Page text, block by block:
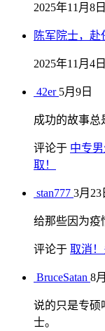
2025年11月8日
陈军院士，赴
2025年11月4日
42er 5月9日
成功的故事总
评论于 中专
取！
stan777 3月23
给那些因为疫
评论于 取消
BruceSatan 8
说的只是专硕
士。